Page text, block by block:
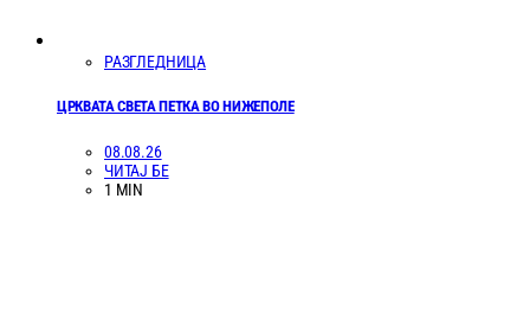
РАЗГЛЕДНИЦА
ЦРКВАТА СВЕТА ПЕТКА ВО НИЖЕПОЛЕ
08.08.26
ЧИТАЈ БЕ
1 MIN